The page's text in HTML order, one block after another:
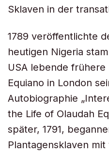
Sklaven in der
1789 veröffentlichte
heutigen Nigeria
USA lebende frühere
Equiano in London
Autobiographie
the Life of Olaudah
später, 1791,
Plantagensklaven